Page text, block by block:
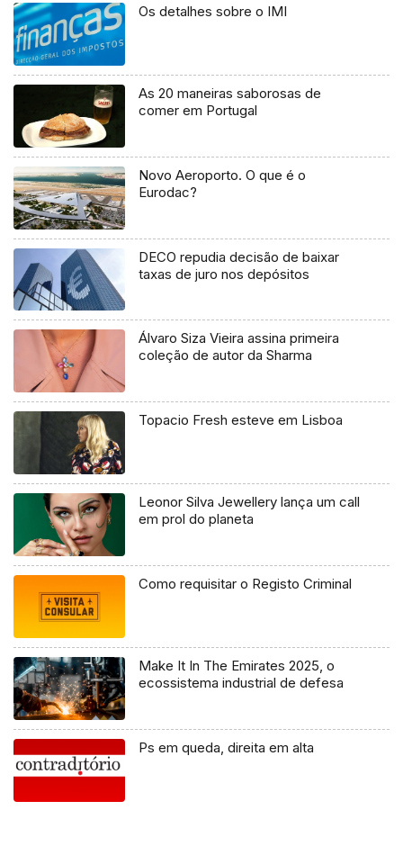
Os detalhes sobre o IMI
As 20 maneiras saborosas de
comer em Portugal
Novo Aeroporto. O que é o
Eurodac?
DECO repudia decisão de baixar
taxas de juro nos depósitos
Álvaro Siza Vieira assina primeira
coleção de autor da Sharma
Topacio Fresh esteve em Lisboa
Leonor Silva Jewellery lança um call
em prol do planeta
Como requisitar o Registo Criminal
Make It In The Emirates 2025, o
ecossistema industrial de defesa
Ps em queda, direita em alta